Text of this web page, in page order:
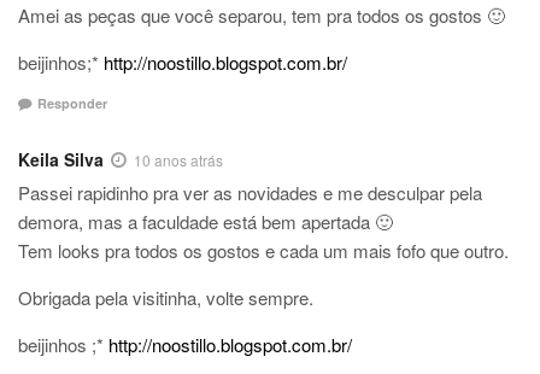
Amei as peças que você separou, tem pra todos os gostos 🙂
beijinhos;* http://noostillo.blogspot.com.br/
Responder
Keila Silva 10 anos atrás
Passei rapidinho pra ver as novidades e me desculpar pela
demora, mas a faculdade está bem apertada 🙂
Tem looks pra todos os gostos e cada um mais fofo que outro.
Obrigada pela visitinha, volte sempre.
beijinhos ;* http://noostillo.blogspot.com.br/